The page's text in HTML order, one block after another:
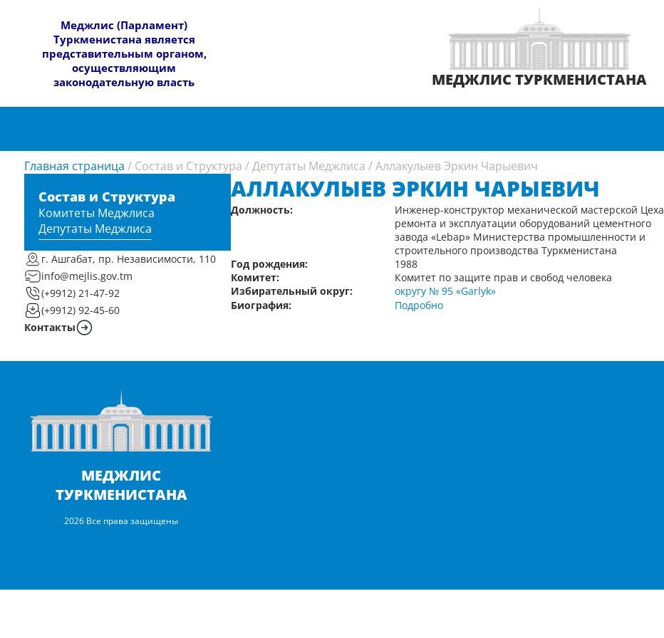
​Меджлис (Парламент)
Туркменистана является
представительным органом,
осуществляющим
законодательную власть
МЕДЖЛИС ТУРКМЕНИСТАНА
Главная страница / Состав и Структура /Депутаты Меджлиса /Аллакулыев Эркин Чарыевич
Состав и Структура
Комитеты Меджлиса
Депутаты Меджлиса
г. Ашгабат, пр. Независимости, 110
info@mejlis.gov.tm
(+9912) 21-47-92
(+9912) 92-45-60
Контакты
АЛЛАКУЛЫЕВ ЭРКИН ЧАРЫЕВИЧ
Должность:
Инженер-конструктор механической мастерской Цеха
ремонта и эксплуатации оборудований цементного
завода «Lebap» Министерства промышленности и
строительного производства Туркменистана
Год рождения:
1988
Комитет:
Комитет по защите прав и свобод человека
Избирательный округ:
округу № 95 «Garlyk»
Биография:
Подробно
МЕДЖЛИС
ТУРКМЕНИСТАНА
2026 Все права защищены